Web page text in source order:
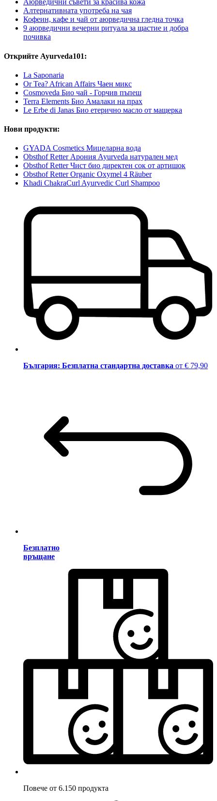
Аюрведични съвети за красива кожа
Алтернативната употреба на чая
Кофеин, кафе и чай от аюрведична гледна точка
9 аюрведични вечерни ритуала за щастие и добра
почивка
Открийте Ayurveda101:
La Saponaria
Or Tea? African Affairs Чаен микс
Cosmoveda Био чай - Горчив пъпеш
Terra Elements Био Амалаки на прах
Le Erbe di Janas Био етерично масло от мащерка
Нови продукти:
GYADA Cosmetics Мицеларна вода
Obsthof Retter Арония Ayurveda натурален мед
Obsthof Retter Чист био директен сок от артишок
Obsthof Retter Organic Oxymel 4 Räuber
Khadi ChakraCurl Ayurvedic Curl Shampoo
България: Безплатна стандартна доставка от € 79,90
Безплатно
връщане
Повече от 6.150 продукта